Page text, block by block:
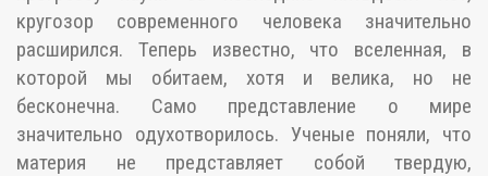
кругозор современного человека значительно
расширился. Теперь известно, что вселенная, в
которой мы обитаем, хотя и велика, но не
бесконечна. Само представление о мире
значительно одухотворилось. Ученые поняли, что
материя не представляет собой твердую,